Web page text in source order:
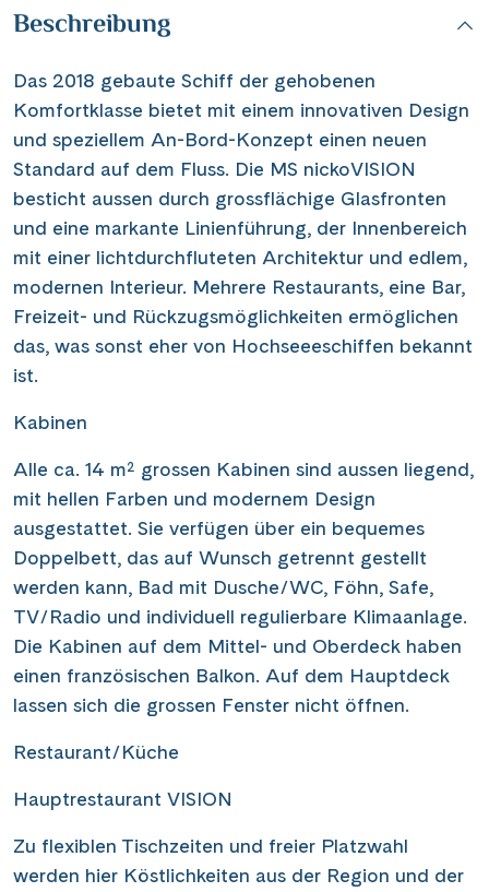
Reisegutscheine
Newsletter
Reisekataloge
Kundenlogin
Hotline 0800 626 550 FR
Beschreibung
Das 2018 gebaute Schiff der gehobenen
Komfortklasse bietet mit einem innovativen Design
und speziellem An-Bord-Konzept einen neuen
Standard auf dem Fluss. Die MS nickoVISION
besticht aussen durch grossflächige Glasfronten
und eine markante Linienführung, der Innenbereich
mit einer lichtdurchfluteten Architektur und edlem,
modernen Interieur. Mehrere Restaurants, eine Bar,
Freizeit- und Rückzugsmöglichkeiten ermöglichen
das, was sonst eher von Hochseeeschiffen bekannt
ist.
Kabinen
Alle ca. 14 m² grossen Kabinen sind aussen liegend,
mit hellen Farben und modernem Design
ausgestattet. Sie verfügen über ein bequemes
Doppelbett, das auf Wunsch getrennt gestellt
werden kann, Bad mit Dusche/WC, Föhn, Safe,
TV/Radio und individuell regulierbare Klimaanlage.
Die Kabinen auf dem Mittel- und Oberdeck haben
einen französischen Balkon. Auf dem Hauptdeck
lassen sich die grossen Fenster nicht öffnen.
Restaurant/Küche
Hauptrestaurant VISION
Zu flexiblen Tischzeiten und freier Platzwahl
werden hier Köstlichkeiten aus der Region und der